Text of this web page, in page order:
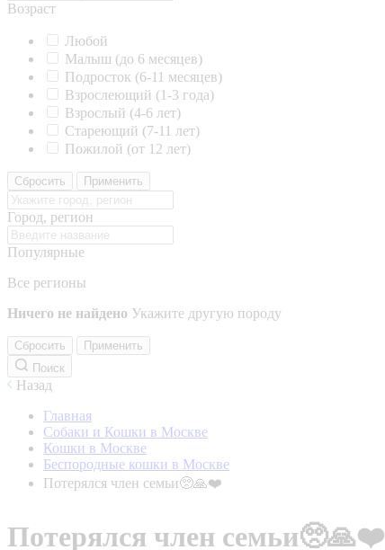
Возраст
Любой
Малыш (до 6 месяцев)
Подросток (6-11 месяцев)
Взрослеющий (1-3 года)
Взрослый (4-6 лет)
Стареющий (7-11 лет)
Пожилой (от 12 лет)
Сбросить Применить
Город, регион
Популярные
Все регионы
Ничего не найдено Укажите другую породу
Сбросить
Применить
Поиск
Назад
Главная
Собаки и Кошки в Москве
Кошки в Москве
Беспородные кошки в Москве
Потерялся член семьи🥺🙏❤️
Потерялся член семьи🥺🙏❤️